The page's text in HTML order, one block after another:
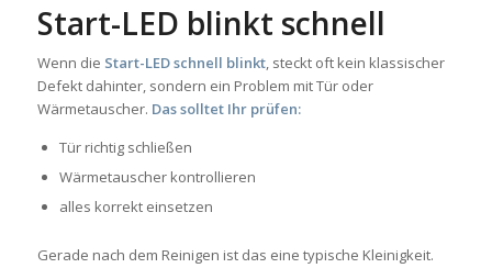
Start-LED blinkt schnell
Wenn die Start-LED schnell blinkt, steckt oft kein klassischer
Defekt dahinter, sondern ein Problem mit Tür oder
Wärmetauscher. Das solltet Ihr prüfen:
Tür richtig schließen
Wärmetauscher kontrollieren
alles korrekt einsetzen
Gerade nach dem Reinigen ist das eine typische Kleinigkeit.